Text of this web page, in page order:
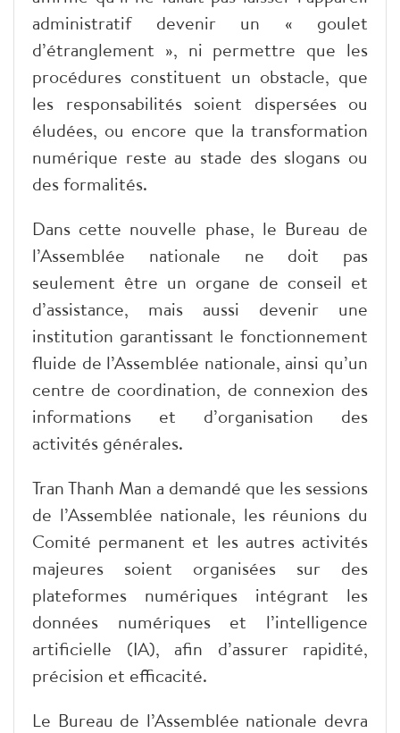
administratif devenir un « goulet
d’étranglement », ni permettre que les
procédures constituent un obstacle, que
les responsabilités soient dispersées ou
éludées, ou encore que la transformation
numérique reste au stade des slogans ou
des formalités.
Dans cette nouvelle phase, le Bureau de
l’Assemblée nationale ne doit pas
seulement être un organe de conseil et
d’assistance, mais aussi devenir une
institution garantissant le fonctionnement
fluide de l’Assemblée nationale, ainsi qu’un
centre de coordination, de connexion des
informations et d’organisation des
activités générales.
Tran Thanh Man a demandé que les sessions
de l’Assemblée nationale, les réunions du
Comité permanent et les autres activités
majeures soient organisées sur des
plateformes numériques intégrant les
données numériques et l’intelligence
artificielle (IA), afin d’assurer rapidité,
précision et efficacité.
Le Bureau de l’Assemblée nationale devra